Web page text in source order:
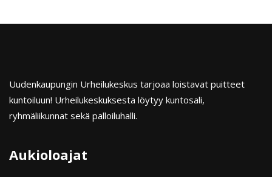
Uudenkaupungin Urheilukeskus tarjoaa loistavat puitteet
kuntoiluun! Urheilukeskuksesta löytyy kuntosali,
ryhmäliikunnat sekä palloiluhalli.
Aukioloajat